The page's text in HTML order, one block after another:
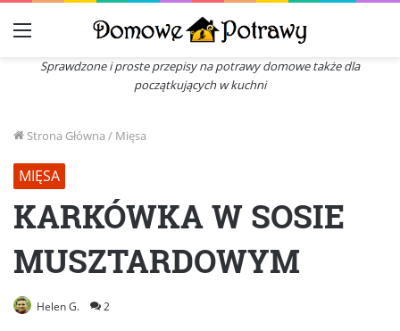
Menu
Sprawdzone i proste przepisy na potrawy domowe także dla
początkujących w kuchni
Strona Główna / Mięsa
MIĘSA
KARKÓWKA W SOSIE
MUSZTARDOWYM
Helen G. 2